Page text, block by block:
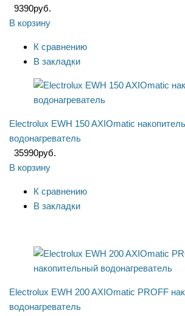
9390руб.
В корзину
К сравнению
В закладки
Electrolux EWH 150 AXIOmatic
водонагреватель
35990руб.
В корзину
К сравнению
В закладки
Electrolux EWH 200 AXIOmatic PROFF
водонагреватель